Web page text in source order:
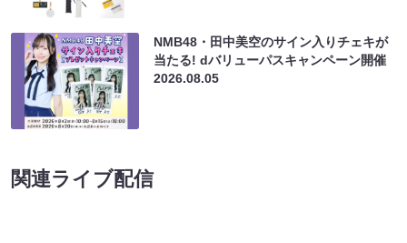
NMB48・田中美空のサイン入りチェキが
当たる! dバリューパスキャンペーン開催
2026.08.05
関連ライブ配信